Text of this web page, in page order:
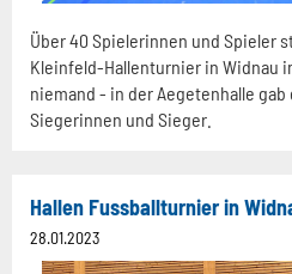
Über 40 Spielerinnen und Spieler
Kleinfeld-Hallenturnier in Widnau
niemand - in der Aegetenhalle
Siegerinnen und Sieger.
Hallen Fussballturnier in
28.01.2023